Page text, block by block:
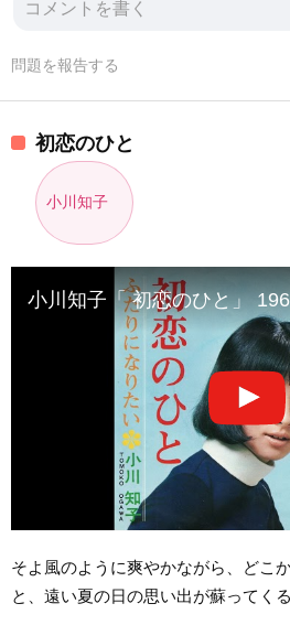
問題を報告する
初恋のひと
小川知子
小川知子「 初恋のひと」
そよ風のように爽やかながら、どこ
と、遠い夏の日の思い出が蘇ってく